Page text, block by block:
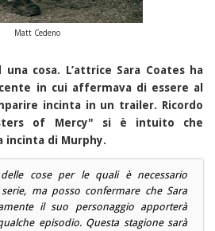
Matt Cedeno
cosa. L’attrice Sara Coates ha
in cui affermava di essere al
incinta in un trailer. Ricordo
of Mercy" si è intuito che
incinta di Murphy.
cose per le quali è necessario
ma posso confermare che Sara
il suo personaggio apporterà
episodio. Questa stagione sarà